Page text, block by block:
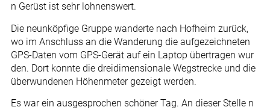
n Gerüst ist sehr lohnenswert.
Die neunköpfige Gruppe wanderte nach Hofheim zurück,
wo im Anschluss an die Wanderung die aufgezeichneten
GPS-Daten vom GPS-Gerät auf ein Laptop übertragen wur
den. Dort konnte die dreidimensionale Wegstrecke und die
überwundenen Höhenmeter gezeigt werden.
Es war ein ausgesprochen schöner Tag. An dieser Stelle n